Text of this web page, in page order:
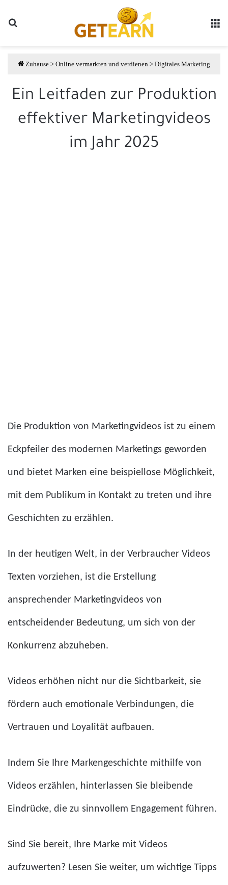
Zuhause > Online vermarkten und verdienen > Digitales Marketing
Ein Leitfaden zur Produktion
effektiver Marketingvideos
im Jahr 2025
Die Produktion von Marketingvideos ist zu einem
Eckpfeiler des modernen Marketings geworden
und bietet Marken eine beispiellose Möglichkeit,
mit dem Publikum in Kontakt zu treten und ihre
Geschichten zu erzählen.
In der heutigen Welt, in der Verbraucher Videos
Texten vorziehen, ist die Erstellung
ansprechender Marketingvideos von
entscheidender Bedeutung, um sich von der
Konkurrenz abzuheben.
Videos erhöhen nicht nur die Sichtbarkeit, sie
fördern auch emotionale Verbindungen, die
Vertrauen und Loyalität aufbauen.
Indem Sie Ihre Markengeschichte mithilfe von
Videos erzählen, hinterlassen Sie bleibende
Eindrücke, die zu sinnvollem Engagement führen.
Sind Sie bereit, Ihre Marke mit Videos
aufzuwerten? Lesen Sie weiter, um wichtige Tipps